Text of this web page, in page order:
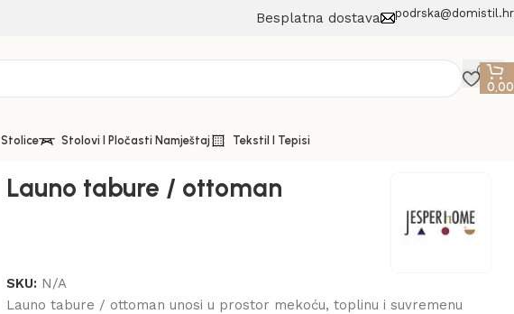
Besplatna dostava podrska@domistil.hr
Stolice Stolovi I Pločasti Namještaj Tekstil I Tepisi
Launo tabure / ottoman
SKU: N/A
Launo tabure / ottoman unosi u prostor mekoću, toplinu i suvremenu